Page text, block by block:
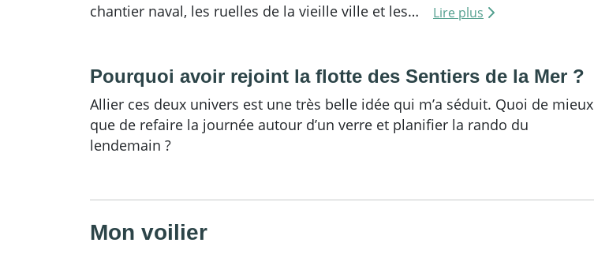
chantier naval, les ruelles de la vieille ville et les…
Lire plus
Pourquoi avoir rejoint la flotte des Sentiers de la Mer ?
Allier ces deux univers est une très belle idée qui m’a séduit. Quoi de mieux
que de refaire la journée autour d’un verre et planifier la rando du
lendemain ?
Mon voilier